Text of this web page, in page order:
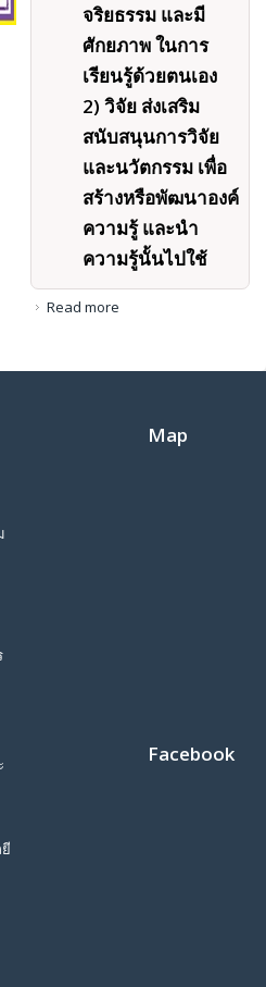
จริยธรรม และมี
ศักยภาพ ในการ
เรียนรู้ด้วยตนเอง
2) วิจัย ส่งเสริม
สนับสนุนการวิจัย
และนวัตกรรม เพื่อ
สร้างหรือพัฒนาองค์
ความรู้ และนำ
ความรู้นั้นไปใช้
Read more
Map
Facebook